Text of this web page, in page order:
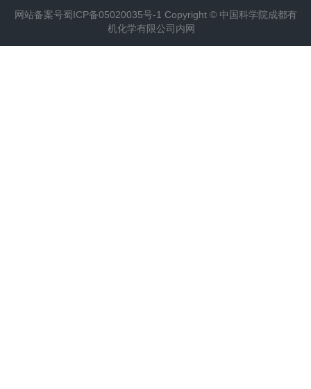
密
码
网站备案号蜀ICP备05020035号-1 Copyright © 中国科学院成都有
机化学有限公司内网